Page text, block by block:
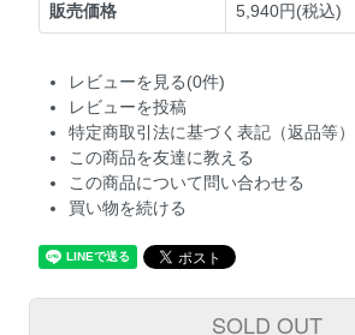
販売価格 5,940円(税込)
レビューを見る(0件)
レビューを投稿
特定商取引法に基づく表記（返品等）
この商品を友達に教える
この商品について問い合わせる
買い物を続ける
SOLD OUT